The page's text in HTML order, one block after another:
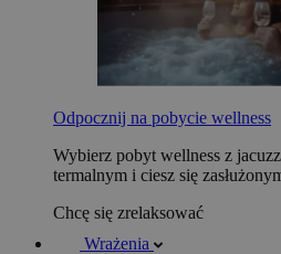
Odpocznij na pobycie wellness
Wybierz pobyt wellness z
termalnym i ciesz się
Chcę się zrelaksować
Wrażenia